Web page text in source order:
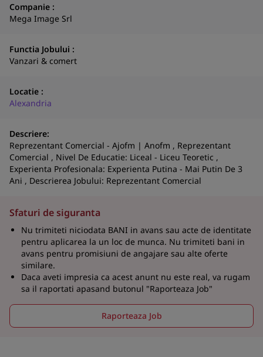
Companie :
Mega Image Srl
Functia Jobului :
Vanzari & comert
Locatie :
Alexandria
Descriere:
Reprezentant Comercial - Ajofm | Anofm , Reprezentant
Comercial , Nivel De Educatie: Liceal - Liceu Teoretic ,
Experienta Profesionala: Experienta Putina - Mai Putin De 3
Ani , Descrierea Jobului: Reprezentant Comercial
Sfaturi de siguranta
Nu trimiteti niciodata BANI in avans sau acte de identitate
pentru aplicarea la un loc de munca. Nu trimiteti bani in
avans pentru promisiuni de angajare sau alte oferte
similare.
Daca aveti impresia ca acest anunt nu este real, va rugam
sa il raportati apasand butonul "Raporteaza Job"
Raporteaza Job